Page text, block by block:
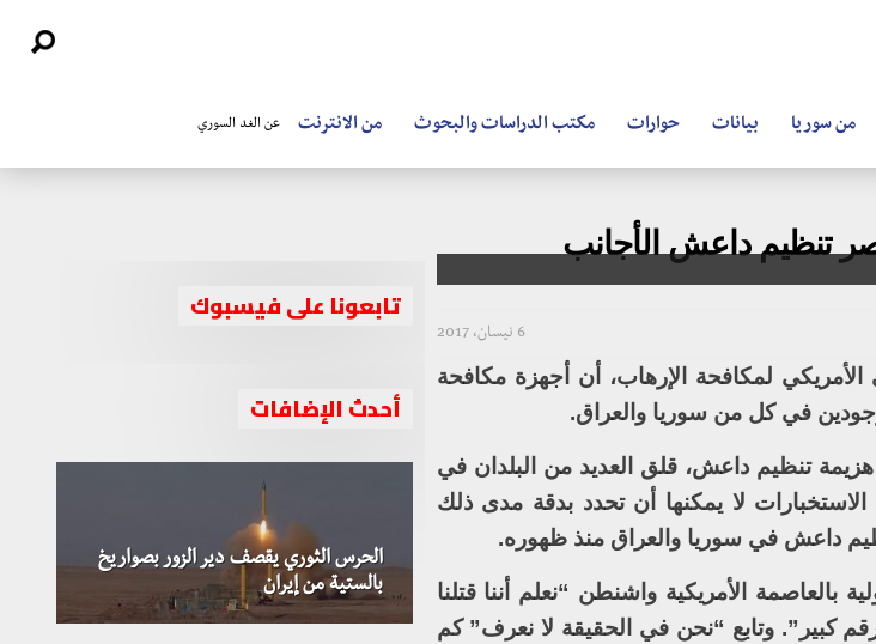
من سوريا بيانات حوارات مكتب الدراسات والبحوث من الانترنت عن الغد السوري
تنظيم داعش الأجانب
6 نيسان، 2017
الأمريكي لمكافحة الإرهاب، أن أجهزة مكافحة
موجودين في كل من سوريا والعراق.
هزيمة تنظيم داعش، قلق العديد من البلدان في
لا يمكنها أن تحدد بدقة مدى ذلك
بالعاصمة الأمريكية واشنطن “نعلم أننا قتلنا
كبير”. وتابع “نحن في الحقيقة لا نعرف” كم
تابعونا على فيسبوك
أحدث الإضافات
الحرس الثوري يقصف دير الزور بصواريخ
بالستية من إيران